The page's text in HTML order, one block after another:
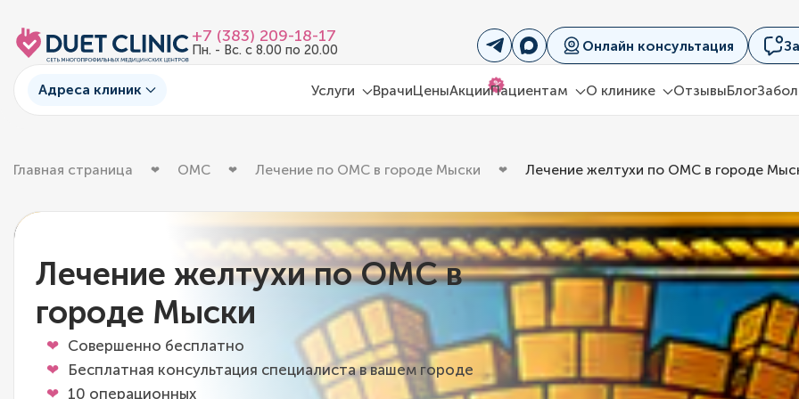
+7 (383) 209-18-17
Пн. - Вс. с 8.00 по 20.00 Онлайн консультация
Адреса клиник Услуги ВрачиЦеныАкции%
Пациентам О клинике ОтзывыБлог
Главная страница ОМС Лечение по ОМС в городе Мыски Лечение желтухи по ОМС в городе
Лечение желтухи по ОМС в
городе Мыски
Совершенно бесплатно
Бесплатная консультация специалиста в вашем городе
10 операционных